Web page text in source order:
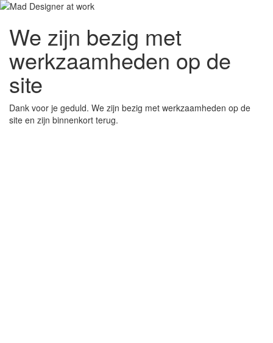
We zijn bezig met
werkzaamheden op de
site
Dank voor je geduld. We zijn bezig met werkzaamheden op de
site en zijn binnenkort terug.